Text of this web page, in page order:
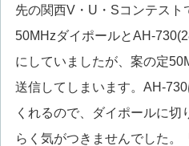
先の関西V・U・Sコンテスト
50MHzダイポールとAH-
にしていましたが、案の定
送信してしまいます。AH-
くれるので、ダイポールに切
らく気がつきませんでした。